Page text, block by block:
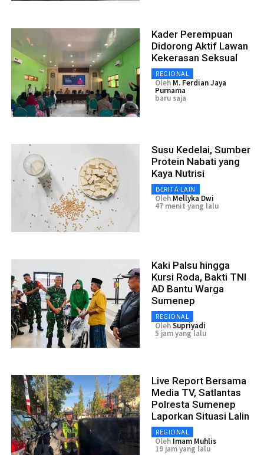
Kader Perempuan
Didorong Aktif Lawan
Kekerasan Seksual
REGIONAL
Oleh M. Ferdian Jaya
Purnama
baru saja
Susu Kedelai, Sumber
Protein Nabati yang
Kaya Nutrisi
BERITA LAIN
Oleh Mellyka Dwi
47 menit yang lalu
Kaki Palsu hingga
Kursi Roda, Bakti TNI
AD Bantu Warga
Sumenep
REGIONAL
OlehSupriyadi
5 jam yang lalu
Live Report Bersama
Media TV, Satlantas
Polresta Sumenep
Laporkan Situasi Lalin
REGIONAL
Oleh Imam Muhlis
19 jam yang lalu